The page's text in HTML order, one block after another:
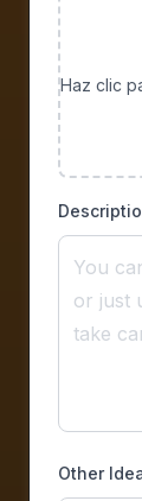
Haz clic
Other